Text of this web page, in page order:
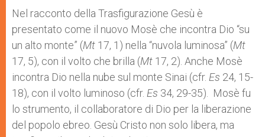
Nel racconto della Trasfigurazione Gesù è
presentato come il nuovo Mosè che incontra Dio “su
un alto monte” (Mt 17, 1) nella “nuvola luminosa” (Mt
17, 5), con il volto che brilla (Mt 17, 2). Anche Mosè
incontra Dio nella nube sul monte Sinai (cfr. Es 24, 15-
18), con il volto luminoso (cfr. Es 34, 29-35). Mosè fu
lo strumento, il collaboratore di Dio per la liberazione
del popolo ebreo. Gesù Cristo non solo libera, ma